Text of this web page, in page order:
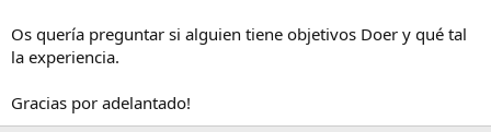
l
t
m
a
i
o
Os quería preguntar si alguien tiene objetivos Doer y qué tal
la experiencia.
Gracias por adelantado!